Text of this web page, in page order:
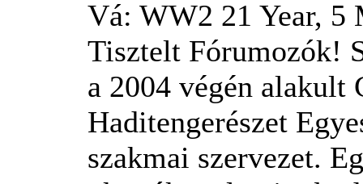
Vá: WW2 21 Year, 5
Tisztelt Fórumozók!
a 2004 végén alakult
Haditengerészet
szakmai szervezet.